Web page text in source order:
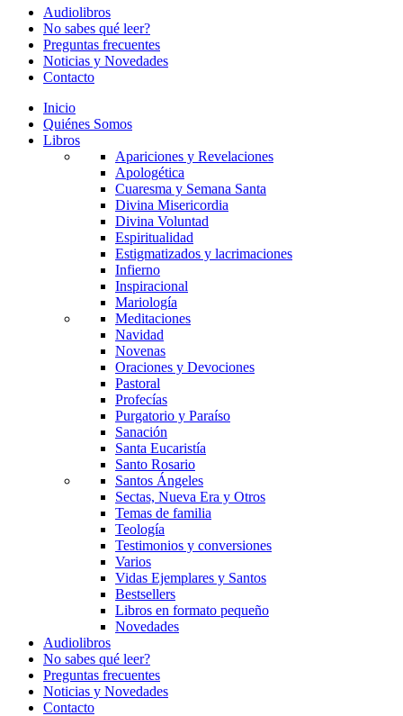
Audiolibros
No sabes qué leer?
Preguntas frecuentes
Noticias y Novedades
Contacto
Inicio
Quiénes Somos
Libros
Apariciones y Revelaciones
Apologética
Cuaresma y Semana Santa
Divina Misericordia
Divina Voluntad
Espiritualidad
Estigmatizados y lacrimaciones
Infierno
Inspiracional
Mariología
Meditaciones
Navidad
Novenas
Oraciones y Devociones
Pastoral
Profecías
Purgatorio y Paraíso
Sanación
Santa Eucaristía
Santo Rosario
Santos Ángeles
Sectas, Nueva Era y Otros
Temas de familia
Teología
Testimonios y conversiones
Varios
Vidas Ejemplares y Santos
Bestsellers
Libros en formato pequeño
Novedades
Audiolibros
No sabes qué leer?
Preguntas frecuentes
Noticias y Novedades
Contacto